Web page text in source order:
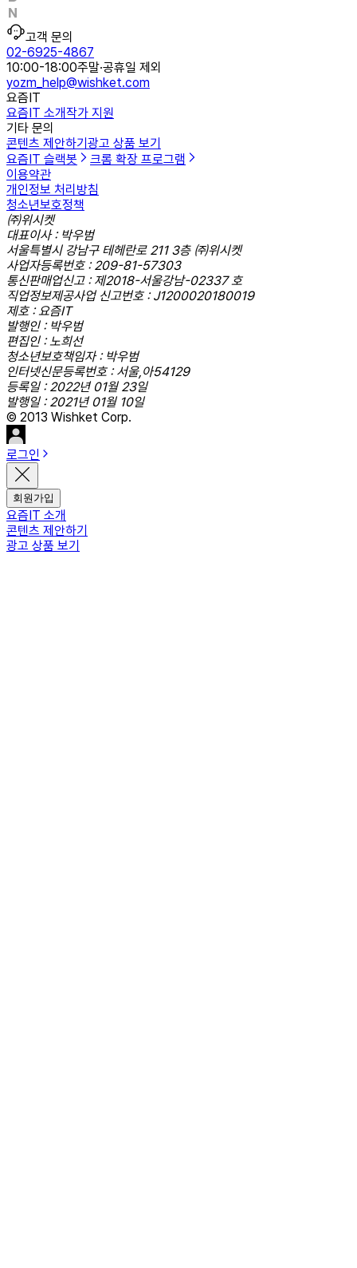
고객 문의
02-6925-4867
10:00-18:00주말·공휴일 제외
yozm_help@wishket.com
요즘IT
요즘IT 소개작가 지원
기타 문의
콘텐츠 제안하기광고 상품 보기
요즘IT 슬랙봇
크롬 확장 프로그램
이용약관
개인정보 처리방침
청소년보호정책
㈜위시켓
대표이사 : 박우범
서울특별시 강남구 테헤란로 211 3층 ㈜위시켓
사업자등록번호 : 209-81-57303
통신판매업신고 : 제2018-서울강남-02337 호
직업정보제공사업 신고번호 : J1200020180019
제호 : 요즘IT
발행인 : 박우범
편집인 : 노희선
청소년보호책임자 : 박우범
인터넷신문등록번호 : 서울,아54129
등록일 : 2022년 01월 23일
발행일 : 2021년 01월 10일
© 2013 Wishket Corp.
로그인
회원가입
요즘IT 소개
콘텐츠 제안하기
광고 상품 보기